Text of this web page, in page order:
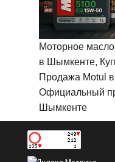
Моторное
в Шымкенте,
Продажа Motul
Официальный
Шымкенте